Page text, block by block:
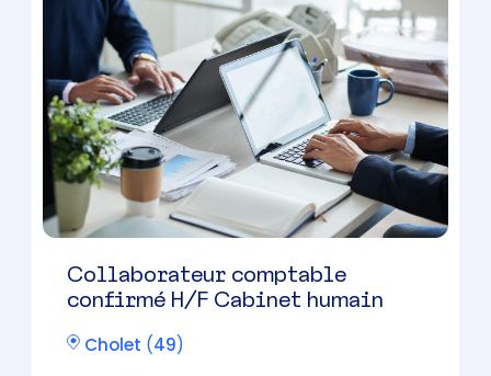
Collaborateur comptable
confirmé H/F Cabinet humain
Cholet (49)